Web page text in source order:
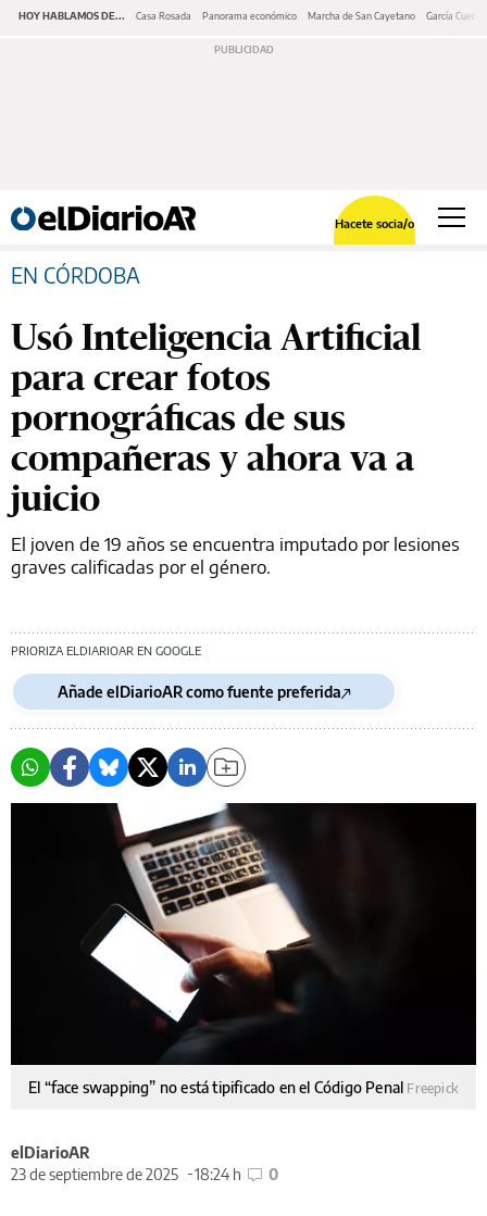
HOY HABLAMOS DE... Casa Rosada Panorama económico Marcha de San Cayetano García Cuerva
Hacete socia/o
EN CÓRDOBA
Usó Inteligencia Artificial
para crear fotos
pornográficas de sus
compañeras y ahora va a
juicio
El joven de 19 años se encuentra imputado por lesiones
graves calificadas por el género.
PRIORIZA ELDIARIOAR EN GOOGLE
Añade elDiarioAR como fuente preferida
El “face swapping” no está tipificado en el Código Penal Freepick
elDiarioAR
23 de septiembre de 2025
18:24 h 0